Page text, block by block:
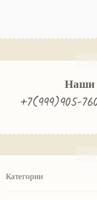
Наши
+7(999)905-
Категории